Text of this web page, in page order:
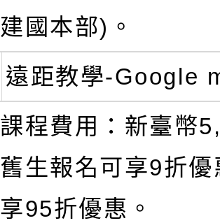
建國本部)。
遠距教學-Google
課程費用：新臺幣
舊生報名可享9折
享95折優惠。